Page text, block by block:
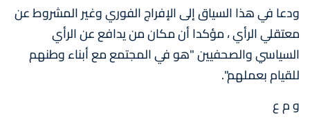
ودعا في هذا السياق إلى الإفراج الفوري وغير المشروط عن
معتقلي الرأي ، مؤكدا أن مكان من يدافع عن الرأي
السياسي والصحفيين "هو في المجتمع مع أبناء وطنهم
للقيام بعملهم".
و م ع